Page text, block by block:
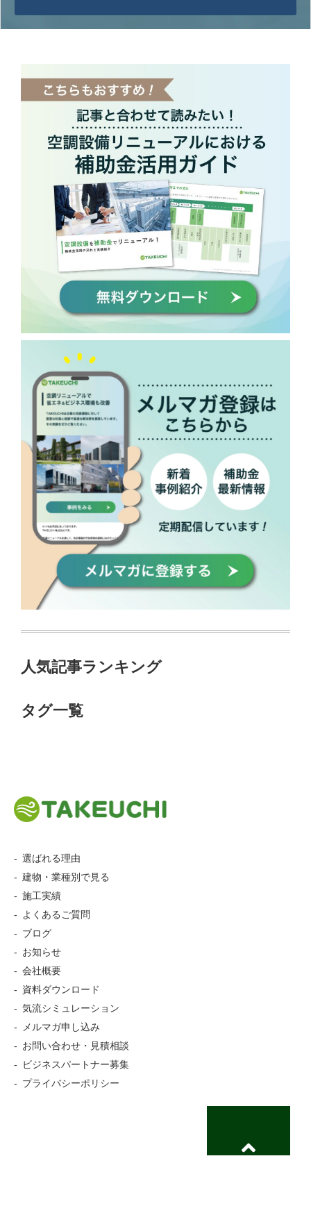
人気記事ランキング
タグ一覧
選ばれる理由
建物・業種別で見る
施工実績
よくあるご質問
ブログ
お知らせ
会社概要
資料ダウンロード
気流シミュレーション
メルマガ申し込み
お問い合わせ・見積相談
ビジネスパートナー募集
プライバシーポリシー